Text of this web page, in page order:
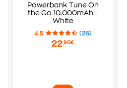
Powerbank Tune On
the Go 10.000mAh -
White
4.5 (26)
22,90€